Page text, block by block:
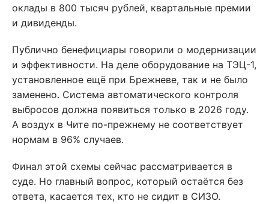
оклады в 800 тысяч рублей, квартальные премии
и дивиденды.
Публично бенефициары говорили о модернизации
и эффективности. На деле оборудование на ТЭЦ-1,
установленное ещё при Брежневе, так и не было
заменено. Система автоматического контроля
выбросов должна появиться только в 2026 году.
А воздух в Чите по-прежнему не соответствует
нормам в 96% случаев.
Финал этой схемы сейчас рассматривается в
суде. Но главный вопрос, который остаётся без
ответа, касается тех, кто не сидит в СИЗО.